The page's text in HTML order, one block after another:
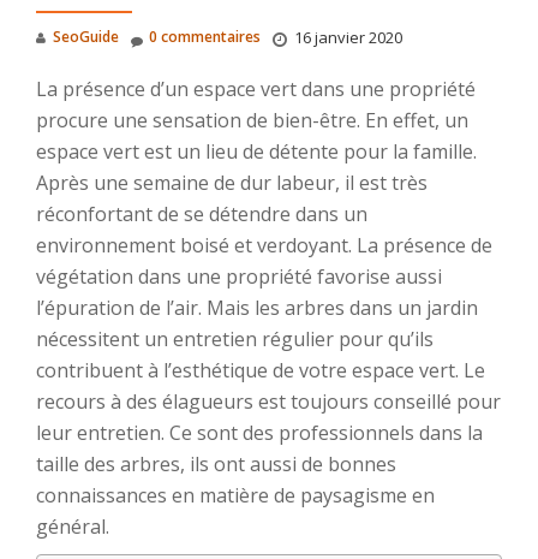
SeoGuide 16 janvier 2020
0 commentaires
La présence d’un espace vert dans une propriété
procure une sensation de bien-être. En effet, un
espace vert est un lieu de détente pour la famille.
Après une semaine de dur labeur, il est très
réconfortant de se détendre dans un
environnement boisé et verdoyant. La présence de
végétation dans une propriété favorise aussi
l’épuration de l’air. Mais les arbres dans un jardin
nécessitent un entretien régulier pour qu’ils
contribuent à l’esthétique de votre espace vert. Le
recours à des élagueurs est toujours conseillé pour
leur entretien. Ce sont des professionnels dans la
taille des arbres, ils ont aussi de bonnes
connaissances en matière de paysagisme en
général.